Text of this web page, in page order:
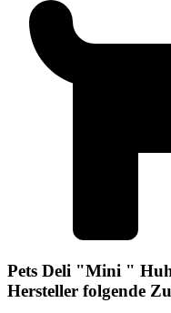
Pets Deli "Mini "
Hersteller folgende